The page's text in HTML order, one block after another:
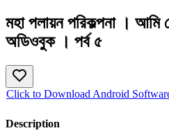
মহা পলায়ন পরিকল্পনা । আমি
অডিওবুক । পর্ব ৫
to Download Android Software
Description